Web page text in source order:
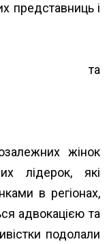
представниць і
жінок
лідерок, які
в регіонах,
адвокацією та
подолали